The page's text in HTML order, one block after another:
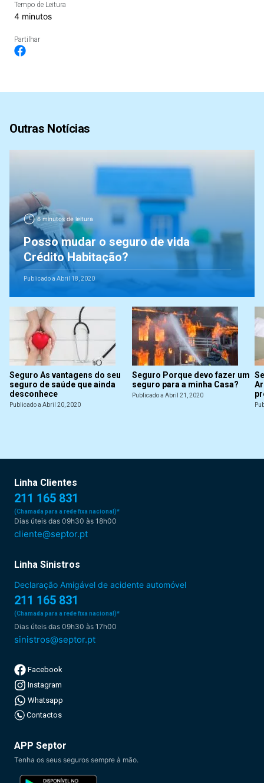
Tempo de Leitura
4 minutos
Partilhar
Outras Notícias
6 minutos de leitura
Posso mudar o seguro de vida
Crédito Habitação?
Publicado a Abril 18, 2020
Seguro As vantagens do seu
seguro de saúde que ainda
desconhece
Publicado a Abril 20, 2020
Seguro Porque devo fazer um
seguro para a minha Casa?
Publicado a Abril 21, 2020
Linha Clientes
211 165 831
(Chamada para a rede fixa nacional)*
Dias úteis das 09h30 às 18h00
cliente@septor.pt
Linha Sinistros
Declaração Amigável de acidente automóvel
211 165 831
(Chamada para a rede fixa nacional)*
Dias úteis das 09h30 às 17h00
sinistros@septor.pt
Facebook
Instagram
Whatsapp
Contactos
APP Septor
Tenha os seus seguros sempre à mão.